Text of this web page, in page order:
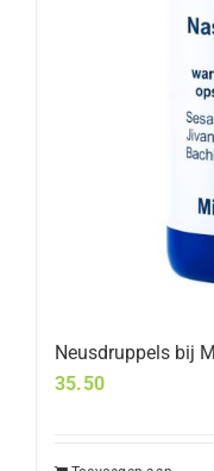
Neusdruppels bij
35.50